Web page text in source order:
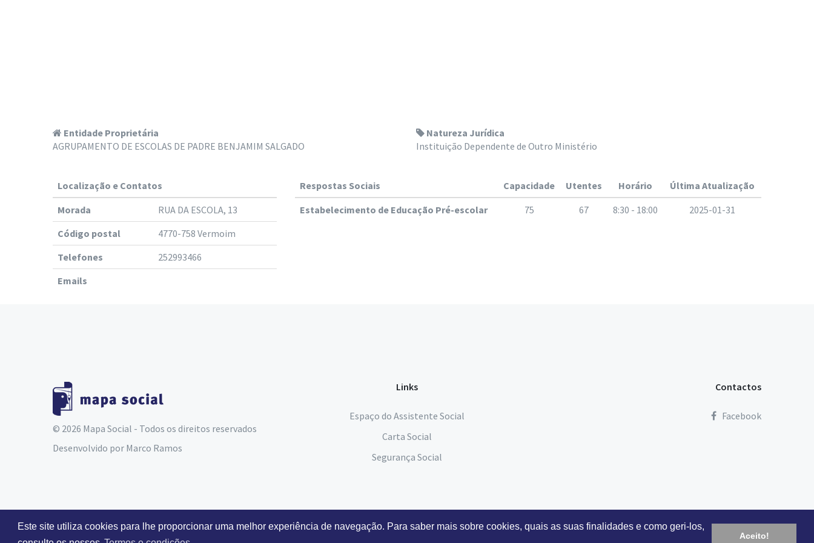
Este site utiliza cookies para lhe proporcionar uma melhor experiência de navegação. Para saber mais sobre cookies, quais as suas finalidades e como geri-los,
Aceito!
Entidade Proprietária
AGRUPAMENTO DE ESCOLAS DE PADRE BENJAMIM SALGADO
Natureza Jurídica
Instituição Dependente de Outro Ministério
Localização e Contatos
Morada
RUA DA ESCOLA, 13
Código postal
4770-758 Vermoim
Telefones
252993466
Emails
Respostas Sociais Capacidade Utentes Horário
Última Atualização
Estabelecimento de Educação Pré-escolar
75 67 8:30 - 18:00 2025-01-31
© 2026 Mapa Social - Todos os direitos reservados
Desenvolvido por Marco Ramos
Links
Espaço do Assistente Social
Carta Social
Segurança Social
Contactos
Facebook